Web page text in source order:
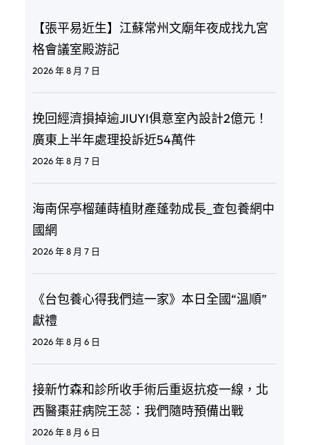
【張平易近生】江蘇常州文廟年夜成找九宮
格會議室殿游記
2026 年 8 月 7 日
挽回經濟損掉逾JIUYI俱意室內設計2億元！
廣東上半年處理投訴近54萬件
2026 年 8 月 7 日
海南保亭榴蓮蒔植財產蓬勃成長_查包養網中
國網
2026 年 8 月 7 日
《台包養心得我們這一家》本日全國“溫順”
獻禮
2026 年 8 月 6 日
接新竹森和診所收手術后重返抗疫一線，北
西醫棗莊病院王蕊：我們隨時預備出戰
2026 年 8 月 6 日